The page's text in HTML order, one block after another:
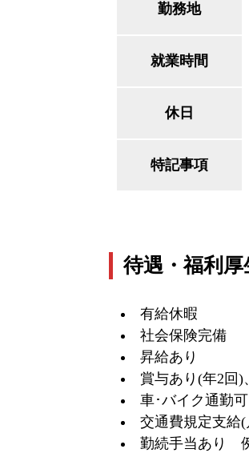
勤務地
就業時間
休日
特記事項
待遇・福利厚
有給休暇
社会保険完備
昇給あり
賞与あり(年2回)
車･バイク通勤可
交通費規定支給
勤続手当あり